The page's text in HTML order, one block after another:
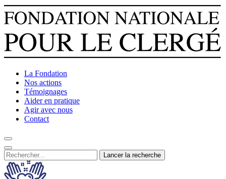
La Fondation
Nos actions
Témoignages
Aider en pratique
Agir avec nous
Contact
Lancer la recherche